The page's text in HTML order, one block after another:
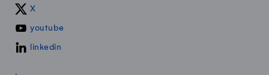
X
youtube
linkedin